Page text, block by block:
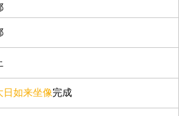
日如来坐像完成